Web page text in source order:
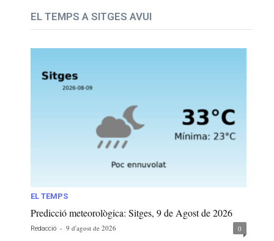
EL TEMPS A SITGES AVUI
EL TEMPS
Predicció meteorològica: Sitges, 9 de Agost de 2026
Redacció - 9 d'agost de 2026 0